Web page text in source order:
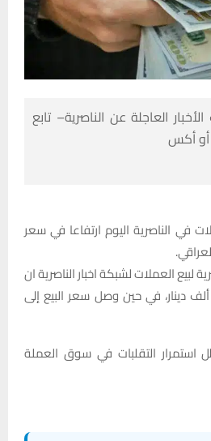
العاجلة عن الناصرية– تابع
أو أكس
الناصرية اليوم ارتفاعا في سعر
العملات لشبكة اخبار الناصرية ان
سعر شراء 100 دولار 145 ألف دينار، في حين وصل سعر البيع إلى
استمرار التقلبات في سوق العملة